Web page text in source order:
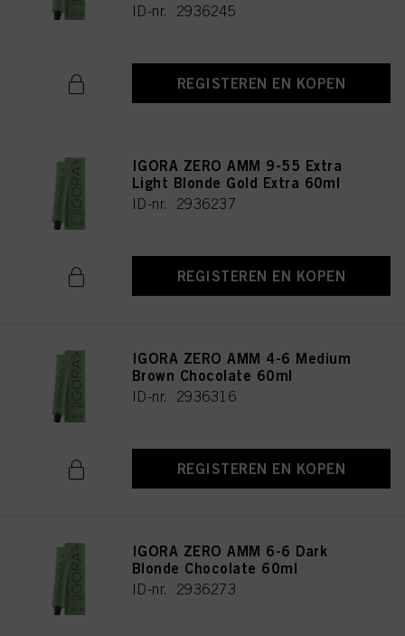
ID-nr. 2936245
REGISTEREN EN KOPEN
IGORA ZERO AMM 9-55 Extra
Light Blonde Gold Extra 60ml
ID-nr. 2936237
REGISTEREN EN KOPEN
IGORA ZERO AMM 4-6 Medium
Brown Chocolate 60ml
ID-nr. 2936316
REGISTEREN EN KOPEN
IGORA ZERO AMM 6-6 Dark
Blonde Chocolate 60ml
ID-nr. 2936273